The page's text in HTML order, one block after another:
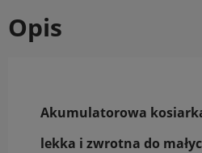
Opis
Akumulatorowa kosiarka
lekka i zwrotna do